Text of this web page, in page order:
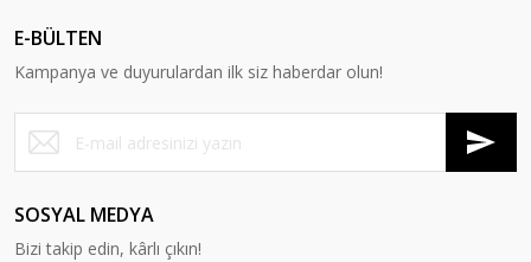
E-BÜLTEN
Kampanya ve duyurulardan ilk siz haberdar olun!
SOSYAL MEDYA
Bizi takip edin, kârlı çıkın!